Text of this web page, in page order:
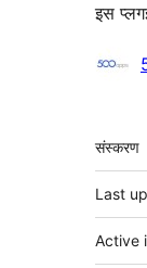
इस
मेटा
संस्करण
Last
Active